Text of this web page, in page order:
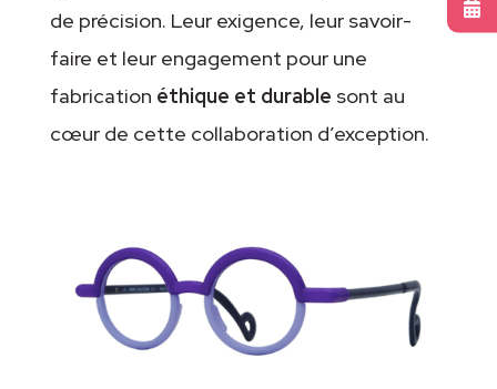
de précision. Leur exigence, leur savoir-
faire et leur engagement pour une
fabrication éthique et durable sont au
cœur de cette collaboration d’exception.